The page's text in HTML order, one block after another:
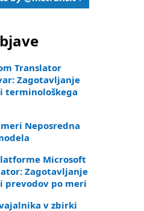
Translator
Zagotavljanje
terminološkega
Neposredna
Microsoft
Zagotavljanje
prevodov po meri
v zbirki